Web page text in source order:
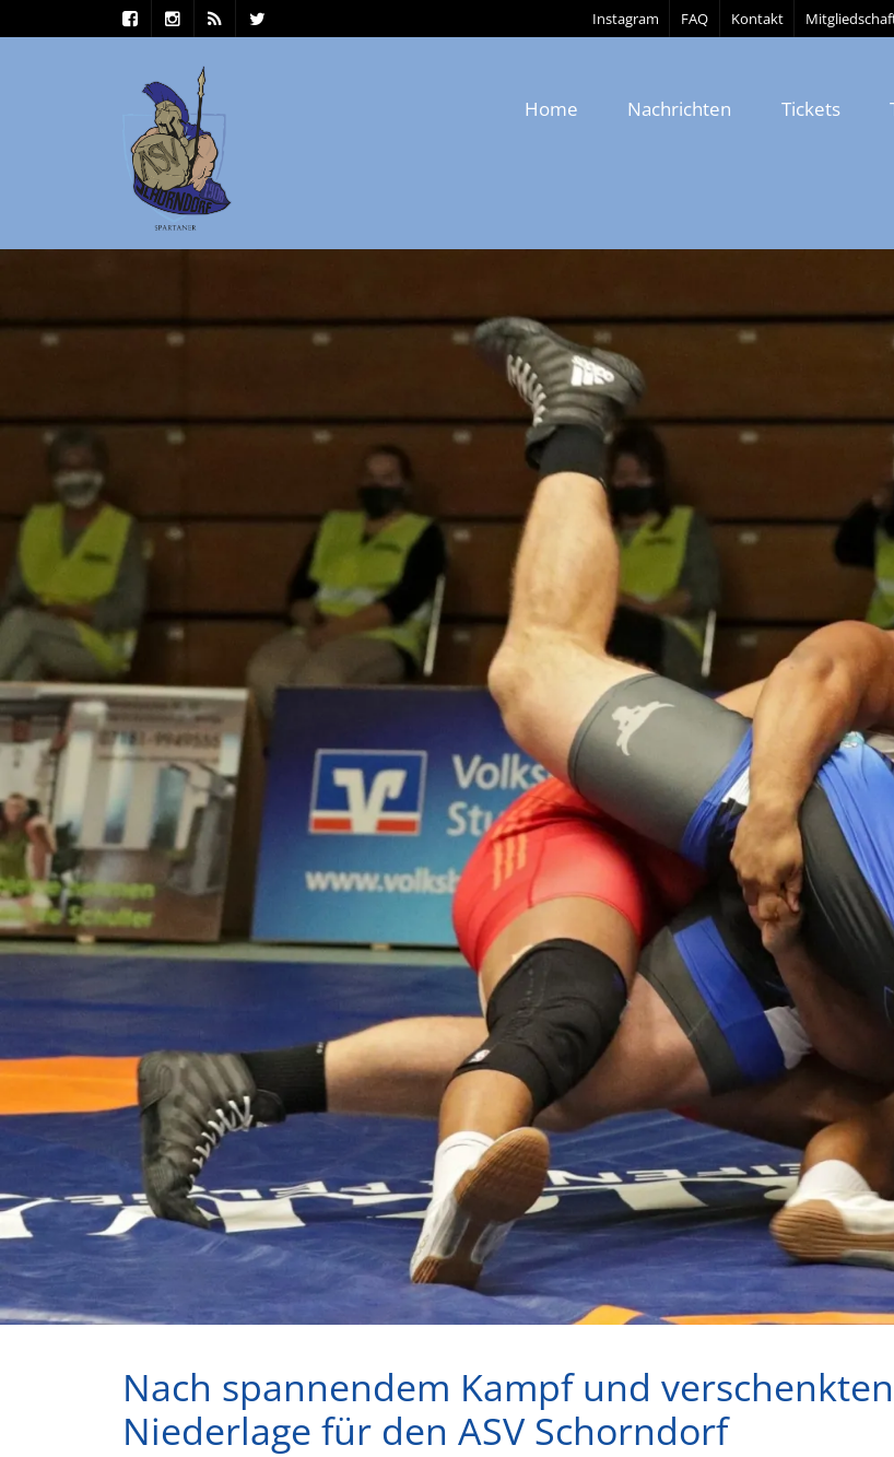
Instagram FAQ Kontakt
Home Nachrichten Tickets
Nach spannendem Kampf und
Niederlage für den ASV Schorndorf